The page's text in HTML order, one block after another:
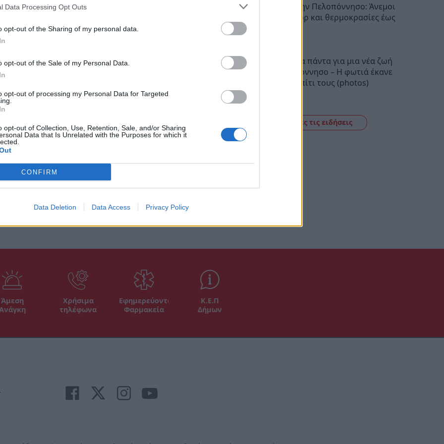
Data Processing Opt Outs
opt-out of the Sharing of my personal data.
opt-out of the Sale of my Personal Data.
opt-out of processing my Personal Data for Targeted
opt-out of Collection, Use, Retention, Sale, and/or Sharing
Data that Is Unrelated with the Purposes for which it
CONFIRM
Data Deletion Data Access Privacy Policy
ύποπτο προσβολής από Πυρετό του Δυτικού
αρχές .
ότι θα πρέπει να εντείνουν τα μέτρα
οι εστίες πολλαπλασιασμού των
των εγκαταστάσεων με τακτική
νερών στις ποτίστρες ή λιμνών που
ύδρευσής .
η επιτήρηση για νεκρά άγρια πτηνά
τις αρμόδιες κτηνιατρικές αρχές
με την επισήμανση ότι οι
λόγω της σημασίας της νόσου για την
Ο καιρός στην Πελοπόννησο: Άνεμοι
έως 5 μποφόρ και θερμοκρασίες έως
Πούλησαν τα πάντα για μια νέα ζωή
στην Πελοπόννησο – Η φωτιά έκανε
στάχτη το σπίτι τους (photos)
Δείτε όλες τις ειδήσεις
Άμεση
Χρήσιμα
τηλέφωνα
Εφημερεύοντα
Φαρμακεία
Κ.Ε.Π
Δήμων